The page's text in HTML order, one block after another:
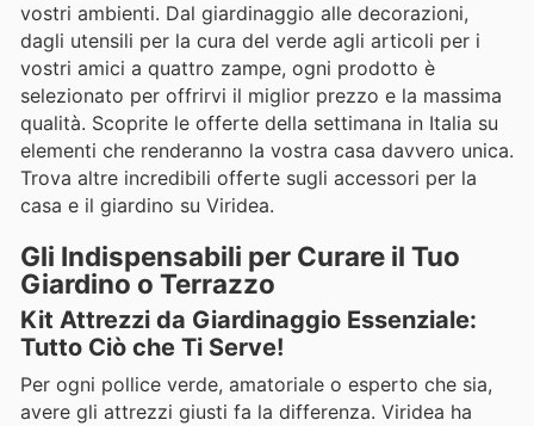
vostri ambienti. Dal giardinaggio alle decorazioni,
dagli utensili per la cura del verde agli articoli per i
vostri amici a quattro zampe, ogni prodotto è
selezionato per offrirvi il miglior prezzo e la massima
qualità. Scoprite le offerte della settimana in Italia su
elementi che renderanno la vostra casa davvero unica.
Trova altre incredibili offerte sugli accessori per la
casa e il giardino su Viridea.
Gli Indispensabili per Curare il Tuo
Giardino o Terrazzo
Kit Attrezzi da Giardinaggio Essenziale:
Tutto Ciò che Ti Serve!
Per ogni pollice verde, amatoriale o esperto che sia,
avere gli attrezzi giusti fa la differenza. Viridea ha